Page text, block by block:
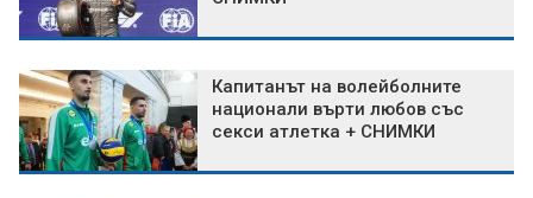
Капитанът на волейболните
национали върти любов със
секси атлетка + СНИМКИ